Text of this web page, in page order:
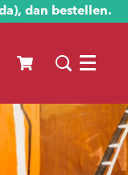
dan bestellen.
Menu